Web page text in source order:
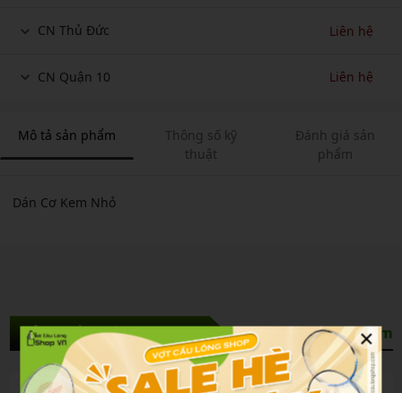
CN Thủ Đức Liên hệ
CN Quận 10 Liên hệ
Mô tả sản phẩm
Thông số kỹ
thuật
Đánh giá sản
phẩm
Dán Cơ Kem Nhỏ
Sản Phẩm Liên Quan Xem thêm
×